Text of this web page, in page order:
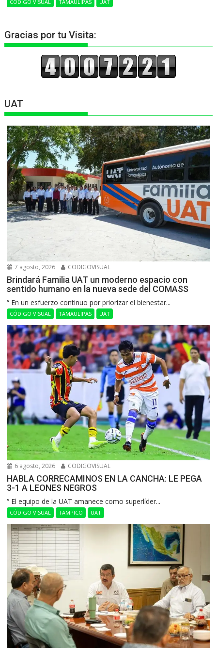
CÓDIGO VISUAL TAMAULIPAS UAT
Gracias por tu Visita:
UAT
7 agosto, 2026 CODIGOVISUAL
Brindará Familia UAT un moderno espacio con
sentido humano en la nueva sede del COMASS
“ En un esfuerzo continuo por priorizar el bienestar...
CÓDIGO VISUAL TAMAULIPAS UAT
6 agosto, 2026 CODIGOVISUAL
HABLA CORRECAMINOS EN LA CANCHA: LE PEGA
3-1 A LEONES NEGROS
“ El equipo de la UAT amanece como superlíder...
CÓDIGO VISUAL TAMPICO UAT